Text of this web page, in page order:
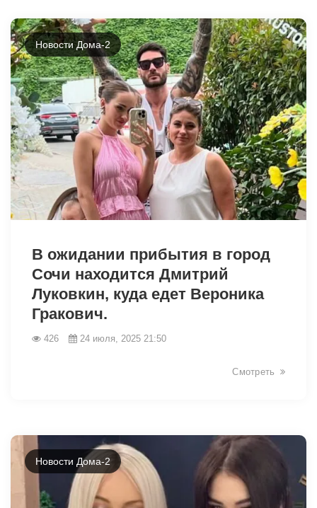
Новости Дома-2
В ожидании прибытия в город
Сочи находится Дмитрий
Луковкин, куда едет Вероника
Гракович.
426 24 июля, 2025 21:50
Смотреть
Новости Дома-2